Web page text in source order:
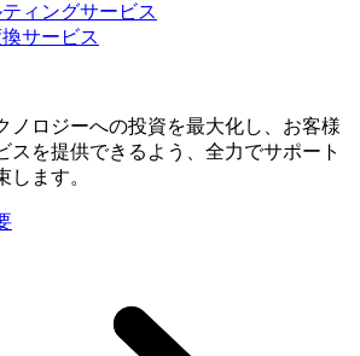
ィングサービス
サービス
ノロジーへの投資を最大化し、お客様
スを提供できるよう、全力でサポート
します。